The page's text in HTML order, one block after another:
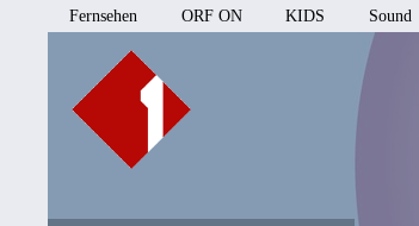
Fernsehen ORF ON KIDS Sound